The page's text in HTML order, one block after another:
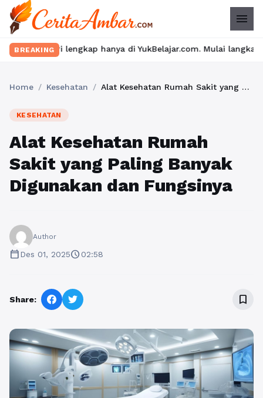
menu
BREAKING
hanya di YukBelajar.com. Mulai langkah suksesmu
Home / Kesehatan / Alat Kesehatan Rumah Sakit yang Paling Banyak Digunakan dan Fungsinya
KESEHATAN
Alat Kesehatan Rumah
Sakit yang Paling Banyak
Digunakan dan Fungsinya
Author
calendar_todayDes 01, 2025schedule02:58
Share: bookmark_border